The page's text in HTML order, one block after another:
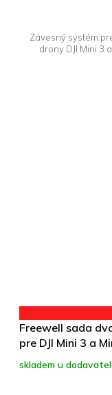
Závesný systém
drony DJI Mini 3
Freewell sada
pre DJI Mini 3 a
skladem u